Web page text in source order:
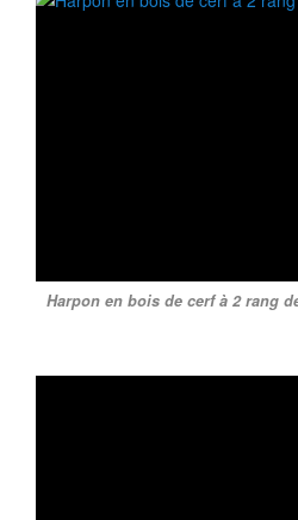
Harpon en bois de cerf à 2 rang